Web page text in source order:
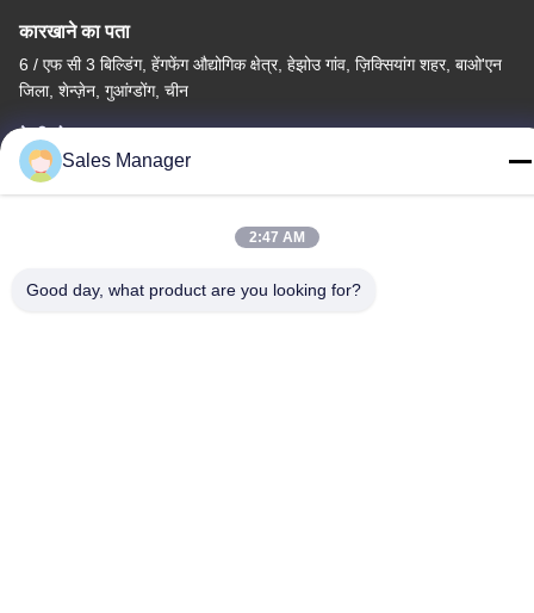
कारखाने का पता
6 / एफ सी 3 बिल्डिंग, हेंगफेंग औद्योगिक क्षेत्र, हेझोउ गांव, ज़िक्सियांग शहर, बाओ'एन
जिला, शेन्ज़ेन, गुआंग्डोंग, चीन
टेलीफोन
86--13662697476
Sales Manager
2:47 AM
Good day, what product are you looking for?